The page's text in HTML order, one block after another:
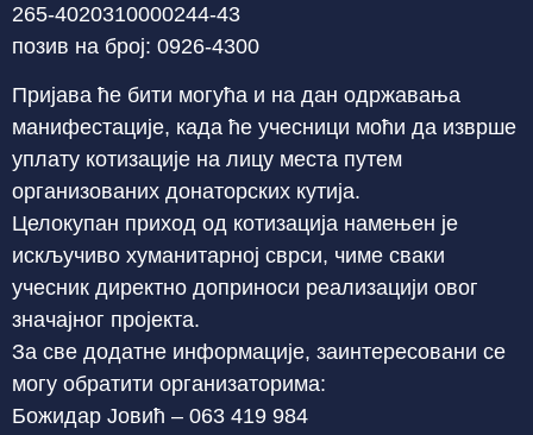
265-4020310000244-43
позив на број: 0926-4300
Пријава ће бити могућа и на дан одржавања
манифестације, када ће учесници моћи да изврше
уплату котизације на лицу места путем
организованих донаторских кутија.
Целокупан приход од котизација намењен је
искључиво хуманитарној сврси, чиме сваки
учесник директно доприноси реализацији овог
значајног пројекта.
За све додатне информације, заинтересовани се
могу обратити организаторима:
Божидар Јовић – 063 419 984